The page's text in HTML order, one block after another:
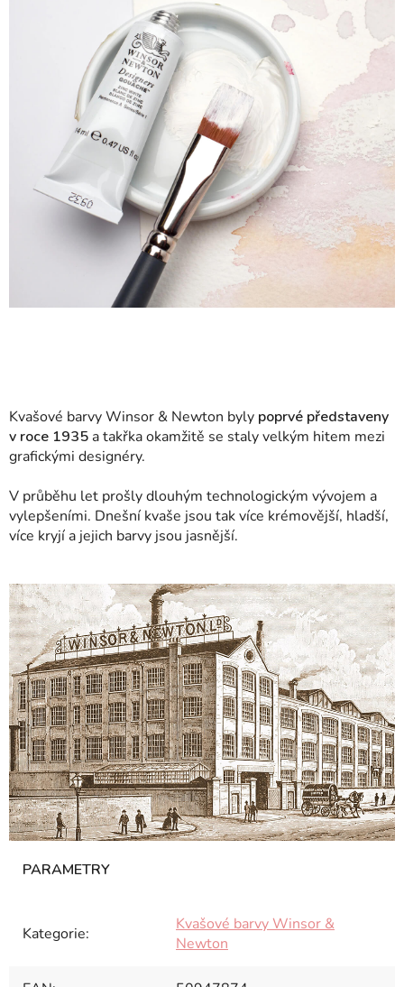
Kvašové barvy Winsor & Newton byly poprvé představeny
v roce 1935 a takřka okamžitě se staly velkým hitem mezi
grafickými designéry.
V průběhu let prošly dlouhým technologickým vývojem a
vylepšeními. Dnešní kvaše jsou tak více krémovější, hladší,
více kryjí a jejich barvy jsou jasnější.
Kategorie:
Kvašové barvy Winsor &
Newton